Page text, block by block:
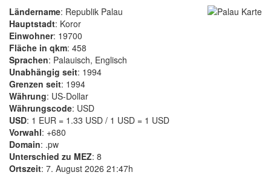
Ländername: Republik Palau
Hauptstadt: Koror
Einwohner: 19700
Fläche in qkm: 458
Sprachen: Palauisch, Englisch
Unabhängig seit: 1994
Grenzen seit: 1994
Währung: US-Dollar
Währungscode: USD
USD: 1 EUR = 1.33 USD / 1 USD = 1 USD
Vorwahl: +680
Domain: .pw
Unterschied zu MEZ: 8
Ortszeit: 7. August 2026 21:47h